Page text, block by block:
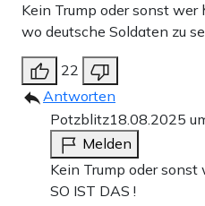
Kein Trump oder sonst wer
wo deutsche Soldaten zu
22
Antworten
Potzblitz18.08.2025
Melden
Kein Trump oder sonst
SO IST DAS !